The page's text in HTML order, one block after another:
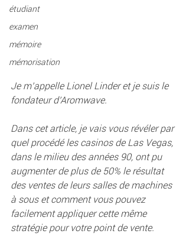
étudiant
examen
mémoire
mémorisation
Je m’appelle Lionel Linder et je suis le
fondateur d’Aromwave.
Dans cet article, je vais vous révéler par
quel procédé les casinos de Las Vegas,
dans le milieu des années 90, ont pu
augmenter de plus de 50% le résultat
des ventes de leurs salles de machines
à sous et comment vous pouvez
facilement appliquer cette même
stratégie pour votre point de vente.